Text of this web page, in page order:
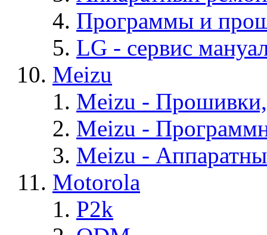
Программы и
LG - cервис
Meizu
Meizu -
Meizu -
Meizu -
Motorola
P2k